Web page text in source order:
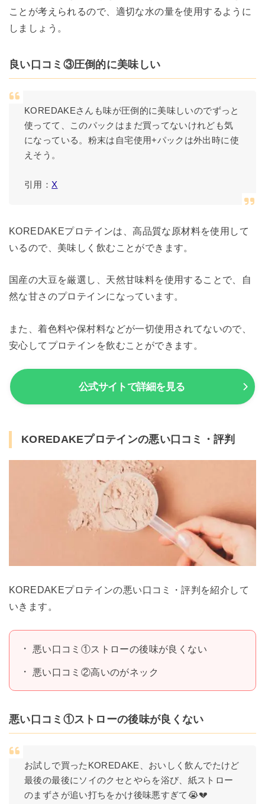
ことが考えられるので、適切な水の量を使用するように
しましょう。
良い口コミ③圧倒的に美味しい
KOREDAKEさんも味が圧倒的に美味しいのでずっと
使ってて、このパックはまだ買ってないけれども気
になっている。粉末は自宅使用+パックは外出時に使
えそう。
引用：X
KOREDAKEプロテインは、高品質な原材料を使用して
いるので、美味しく飲むことができます。
国産の大豆を厳選し、天然甘味料を使用することで、自
然な甘さのプロテインになっています。
また、着色料や保村料などが一切使用されてないので、
安心してプロテインを飲むことができます。
公式サイトで詳細を見る
KOREDAKEプロテインの悪い口コミ・評判
KOREDAKEプロテインの悪い口コミ・評判を紹介して
いきます。
悪い口コミ①ストローの後味が良くない
悪い口コミ②高いのがネック
悪い口コミ①ストローの後味が良くない
お試しで買ったKOREDAKE、おいしく飲んでたけど
最後の最後にソイのクセとやらを浴び、紙ストロー
のまずさが追い打ちをかけ後味悪すぎて😭💔